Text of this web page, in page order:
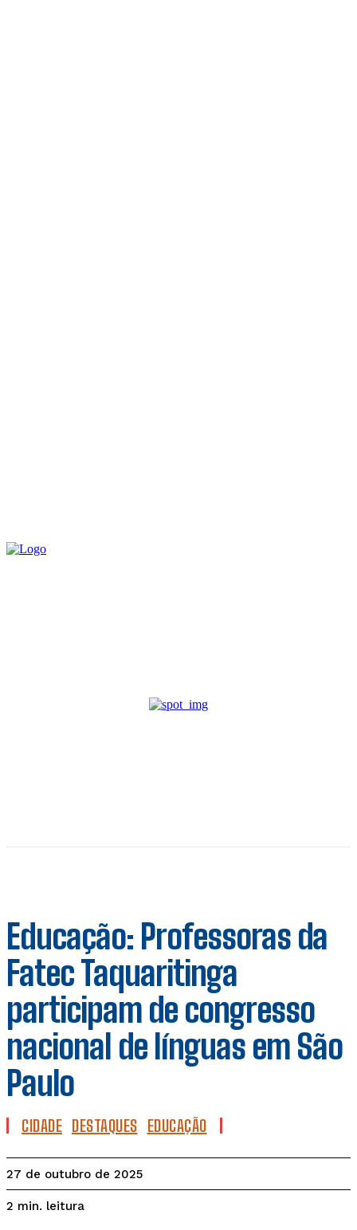
Educação: Professoras da
Fatec Taquaritinga
participam de congresso
nacional de línguas em São
Paulo
CIDADE DESTAQUES EDUCAÇÃO
27 de outubro de 2025
2 min. leitura